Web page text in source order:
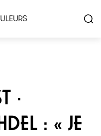
·
: « JE